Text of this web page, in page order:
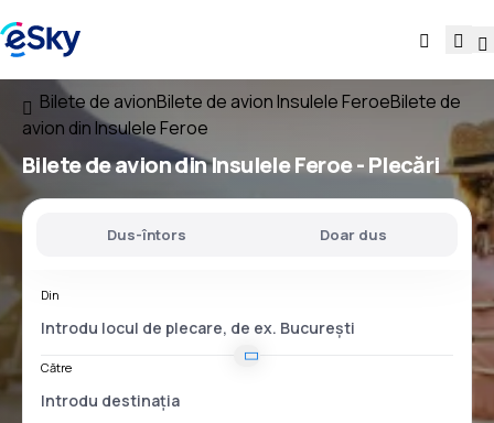
Bilete de avionBilete de avion Insulele FeroeBilete de
avion din Insulele Feroe
Bilete de aviondin Insulele Feroe- Plecări
Dus-întors Doar dus
Din
Către